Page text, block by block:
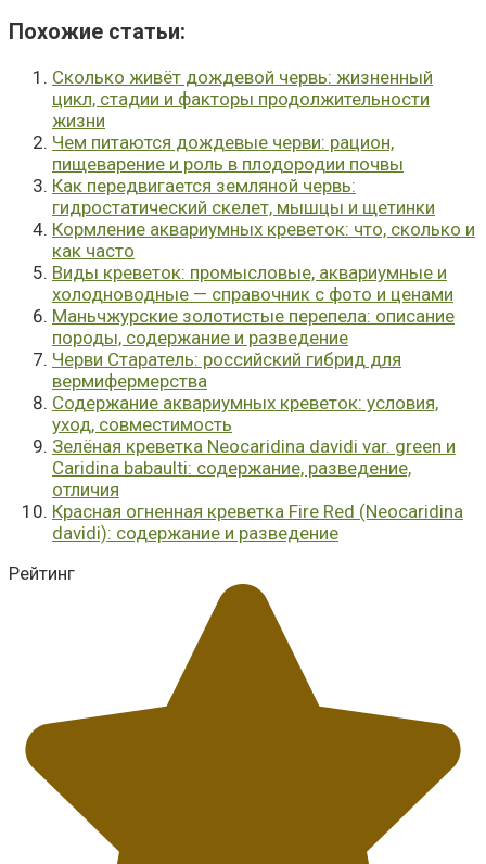
Похожие cтатьи:
Сколько живёт дождевой червь: жизненный
цикл, стадии и факторы продолжительности
жизни
Чем питаются дождевые черви: рацион,
пищеварение и роль в плодородии почвы
Как передвигается земляной червь:
гидростатический скелет, мышцы и щетинки
Кормление аквариумных креветок: что, сколько и
как часто
Виды креветок: промысловые, аквариумные и
холодноводные — справочник с фото и ценами
Маньчжурские золотистые перепела: описание
породы, содержание и разведение
Черви Старатель: российский гибрид для
вермифермерства
Содержание аквариумных креветок: условия,
уход, совместимость
Зелёная креветка Neocaridina davidi var. green и
Caridina babaulti: содержание, разведение,
отличия
Красная огненная креветка Fire Red (Neocaridina
davidi): содержание и разведение
Рейтинг